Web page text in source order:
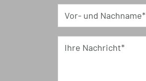
Vor- und Nachname*
Ihre Nachricht*